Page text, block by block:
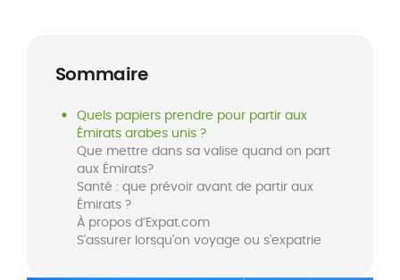
Sommaire
Quels papiers prendre pour partir aux
Émirats arabes unis ?
Que mettre dans sa valise quand on part
aux Émirats?
Santé : que prévoir avant de partir aux
Émirats ?
À propos d’Expat.com
S'assurer lorsqu'on voyage ou s'expatrie